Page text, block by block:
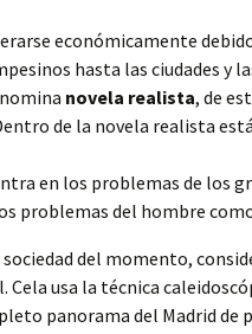
económicamente
hasta las ciudades y
novela realista, de
de la novela realista
en los problemas de los
problemas del hombre
del momento,
usa la técnica
panorama del Madrid de